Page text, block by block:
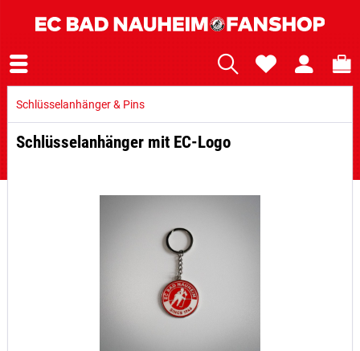
Schlüsselanhänger & Pins
Schlüsselanhänger mit EC-Logo